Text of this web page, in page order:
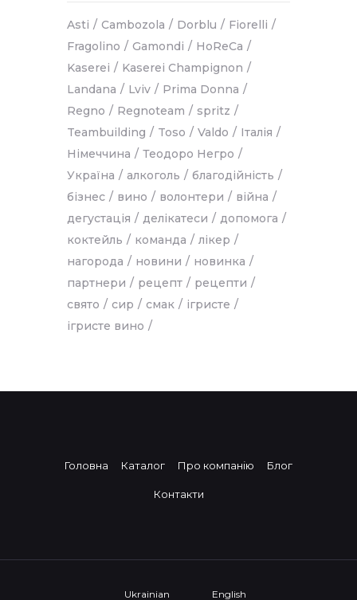
Asti Cambozola Dorblu
Fiorelli
Fragolino
Gamondi
HoReCa
Kaserei
Kaserei Champignon
Landana
Lviv
Prima Donna
Regno
Regnoteam
spritz
Teambuilding
Toso Valdo
Італія
Німеччина
Теодоро Негро
Україна
алкоголь
благодійність
бізнес
вино волонтери
війна
дегустація
делікатеси
допомога
коктейль
команда
лікер
нагорода
новини
новинка
партнери
рецепт
рецепти
свято
сир смак
ігристе
ігристе вино
Головна Каталог Про компанію Блог
Контакти
Ukrainian English